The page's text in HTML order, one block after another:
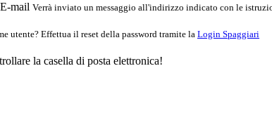
E-mail Verrà inviato un messaggio all'indirizzo indicato con le
utente? Effettua il reset della password tramite la Login Spaggiari
la casella di posta elettronica!